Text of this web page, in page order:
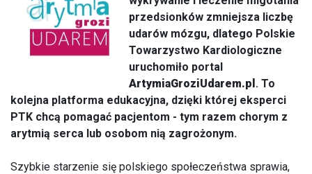
przedsionków zmniejsza liczbę
udarów mózgu, dlatego Polskie
Towarzystwo Kardiologiczne
uruchomiło portal
ArtymiaGroziUdarem.pl . To
kolejna platforma edukacyjna, dzięki której eksperci
PTK chcą pomagać pacjentom - tym razem chorym z
arytmią serca lub osobom nią zagrożonym.
Szybkie starzenie się polskiego społeczeństwa sprawia,